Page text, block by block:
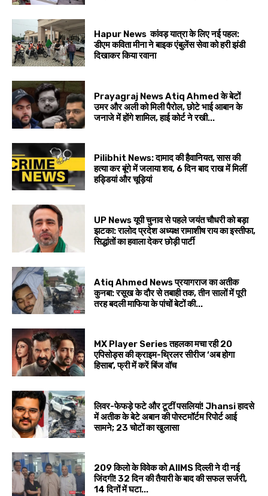
Hapur News कांवड़ यात्रा के लिए नई पहल:
डीएम कविता मीना ने बाइक एंबुलेंस सेवा को हरी झंडी
दिखाकर किया रवाना
Prayagraj News Atiq Ahmed के बेटों
उमर और अली को मिली पैरोल, छोटे भाई आबान के
जनाजे में होंगे शामिल, हाई कोर्ट ने रखी...
Pilibhit News: दामाद की हैवानियत, सास की
हत्या कर बूंगे में जलाया शव, 6 दिन बाद राख में मिलीं
हड्डियां और चूड़ियां
UP News यूपी चुनाव से पहले जयंत चौधरी को बड़ा
झटका: रालोद प्रदेश अध्यक्ष रामाशीष राय का इस्तीफा,
सिद्धांतों का हवाला देकर छोड़ी पार्टी
Atiq Ahmed News प्रयागराज का अतीक
कुनबा: रसूख के दौर से तबाही तक, तीन सालों में पूरी
तरह बदली माफिया के पांचों बेटों की...
MX Player Series तहलका मचा रही 20
एपिसोड्स की क्राइम-थ्रिलर सीरीज ‘अब होगा
हिसाब’, फ्री में करें बिंज वॉच
लिवर-फेफड़े फटे और टूटीं पसलियां! Jhansi हादसे
में अतीक के बेटे अबान की पोस्टमॉर्टम रिपोर्ट आई
सामने; 23 चोटों का खुलासा
209 किलो के विवेक को AIIMS दिल्ली ने दी नई
जिंदगी! 32 दिन की तैयारी के बाद की सफल सर्जरी,
14 दिनों में घटा...